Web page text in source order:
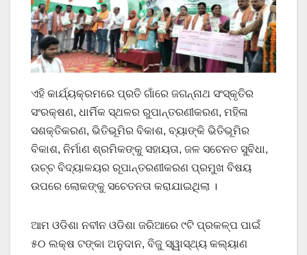
ଏହି କାର୍ଯ୍ୟକ୍ରମରେ ପ୍ରତି ଗାଁରେ ଜଗନ୍ନାଥ ସଂସ୍କୃତିର
ସଂରକ୍ଷଣ, ଧାର୍ମିକ ସ୍ଥଳର ରୁପାନ୍ତରଣୀକରଣ, ମହିଳା
ସଶକ୍ତିକରଣ, ଭିତିଭୂମିର ବିକାଶ, ବ୍ୟାଙ୍କି ଭିତିଭୂମିର
ବିକାଶ, ନିର୍ମାଣ ଶ୍ରମିକଙ୍କୁ ସହାୟତା, ଜଳ ସଚେନତ ସୁବିଧା,
ଉଚ୍ଚ ବିଦ୍ୟାଳୟର ରୂପାନ୍ତରଣୀକରଣ ପ୍ରମୁଖ ବିଷୟ
ଉପରେ ଲୋକଙ୍କୁ ସଚେତନତା କରାଯାଇଥିଲା ।
ଆମ ଓଡିଶା ନବୀନ ଓଡିଶା ଜରିଆରେ ୯ଟି ପ୍ରକଳ୍ପ ପାଇଁ
୫୦ ଲକ୍ଷ ଟଙ୍କା ଅନୁଦାନ, ବିଜୁ ସ୍ୱାସ୍ଥ୍ୟ କଲ୍ୟାଣ